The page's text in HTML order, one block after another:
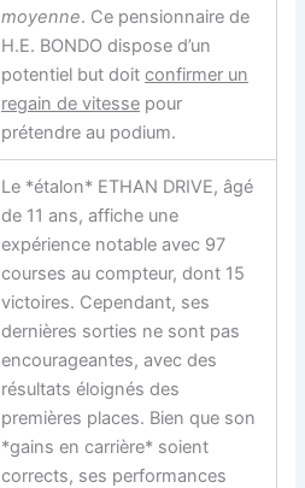
moyenne. Ce pensionnaire de
H.E. BONDO dispose d’un
potentiel but doitconfirmer un
regain de vitesse pour
prétendre au podium.
Le *étalon* ETHAN DRIVE, âgé
de 11 ans, affiche une
expérience notable avec 97
courses au compteur, dont 15
victoires. Cependant, ses
dernières sorties ne sont pas
encourageantes, avec des
résultats éloignés des
premières places. Bien que son
*gains en carrière* soient
corrects, ses performances